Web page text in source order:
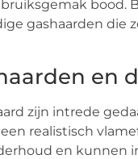
bood.
gashaarden die
en
zijn intrede
realistisch
en kunnen